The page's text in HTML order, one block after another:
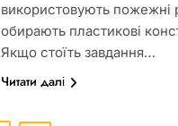
використовують пожежні
обирають пластикові
Якщо стоїть завдання…
Читати далі